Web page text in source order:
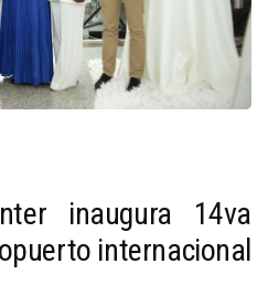
inaugura 14va
internacional